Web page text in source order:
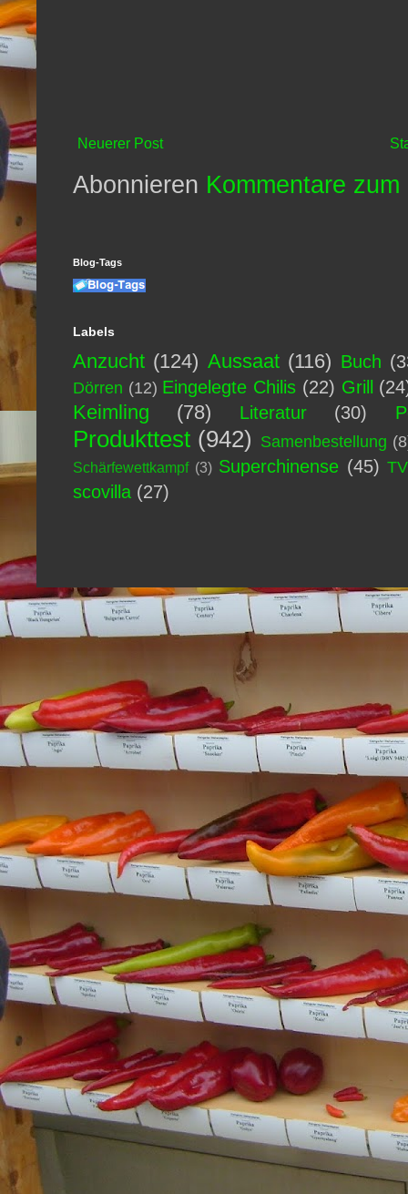
Neuerer Post
Abonnieren Kommentare
Blog-Tags
Labels
Anzucht (124) Aussaat (116) Buch
Dörren (12) Eingelegte Chilis (22) Grill
Keimling (78) Literatur (30)
Produkttest (942) Samenbestellung
Schärfewettkampf (3) Superchinense (45) TV
scovilla (27)